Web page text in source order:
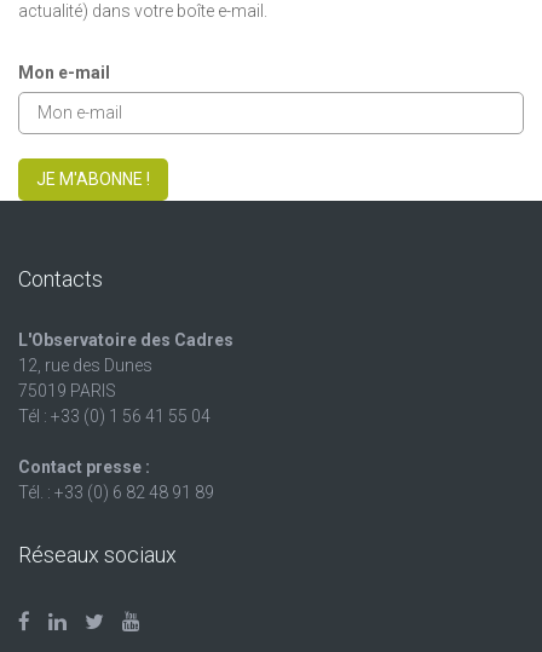
actualité) dans votre boîte e-mail.
Mon e-mail
JE M'ABONNE !
Contacts
L'Observatoire des Cadres
12, rue des Dunes
75019 PARIS
Tél : +33 (0) 1 56 41 55 04
Contact presse :
Tél. : +33 (0) 6 82 48 91 89
Réseaux sociaux